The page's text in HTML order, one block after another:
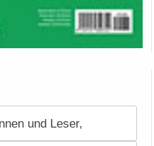
und Leser,